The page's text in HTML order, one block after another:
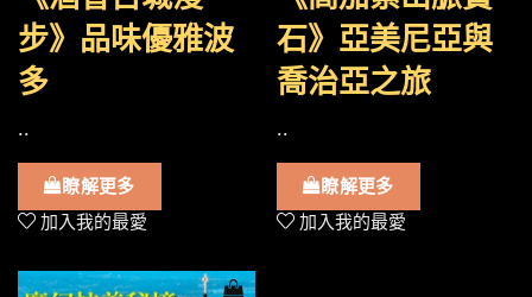
步》品味優雅波
多
..
瞭解更多
加入我的最愛
石》亞美尼亞與
喬治亞之旅
..
瞭解更多
加入我的最愛